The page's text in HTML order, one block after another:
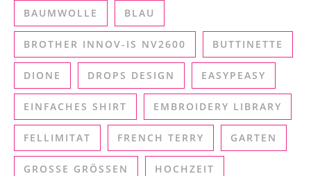
BAUMWOLLE BLAU
BROTHER INNOV-IS NV2600 BUTTINETTE
DIONE DROPS DESIGN EASYPEASY
EINFACHES SHIRT EMBROIDERY LIBRARY
FELLIMITAT FRENCH TERRY GARTEN
GROSSE GRÖSSEN HOCHZEIT